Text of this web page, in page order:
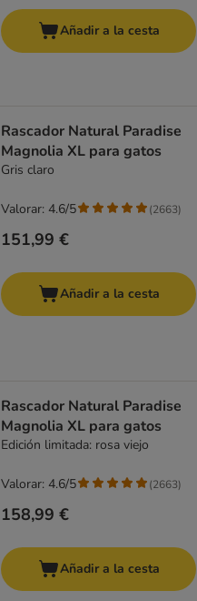
Añadir a la cesta
Rascador Natural Paradise
Magnolia XL para gatos
Gris claro
151,99 €
Valorar: 4.6/5 (2663)
Añadir a la cesta
Rascador Natural Paradise
Magnolia XL para gatos
Edición limitada: rosa viejo
158,99 €
Valorar: 4.6/5 (2663)
Añadir a la cesta